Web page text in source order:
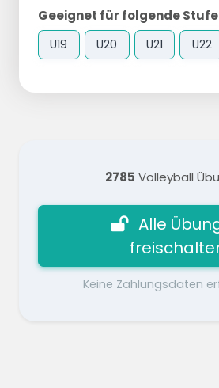
Geeignet für folgende
U19 U20 U21 U22
2785 Volleyball
Alle
Keine Zahlungsdaten